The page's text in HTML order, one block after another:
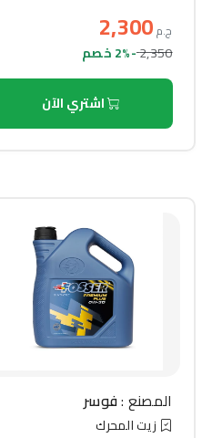
ج.م2,300
2,350-2% خصم
اشتري الآن
المصنع :فوسر
زيت المحرك